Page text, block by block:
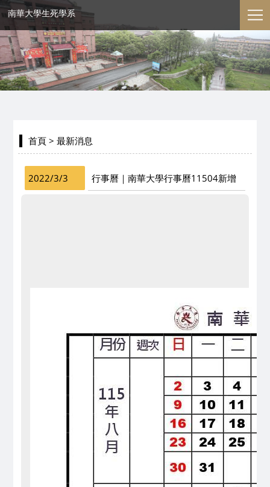
南華大學生死學系
首頁 > 最新消息
2022/3/3 行事曆｜南華大學行事曆11504新增